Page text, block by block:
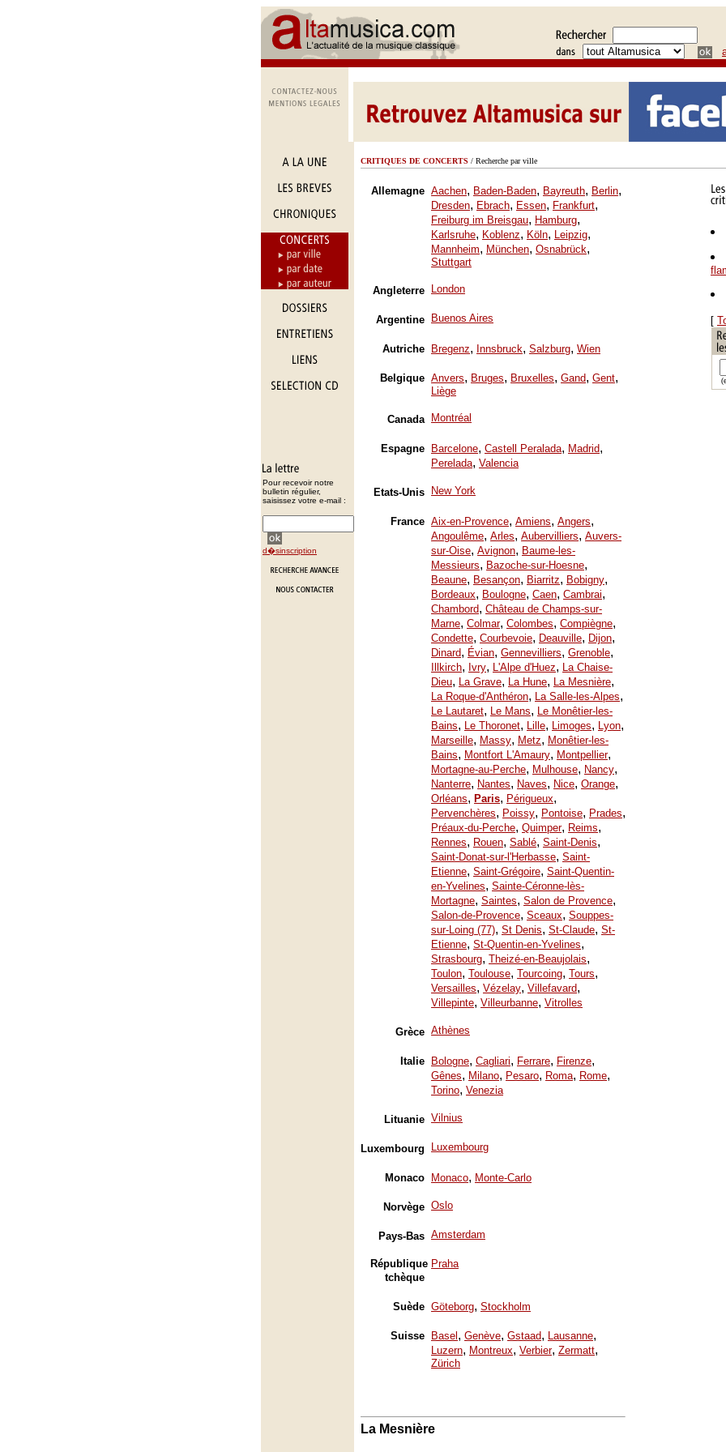
Pour recevoir notre
bulletin régulier,
saisissez votre e-mail :
d�sinscription
CRITIQUES DE CONCERTS / Recherche par ville
Allemagne Aachen, Baden-Baden, Bayreuth, Berlin,
Dresden, Ebrach, Essen, Frankfurt,
Freiburg im Breisgau, Hamburg,
Karlsruhe, Koblenz, Köln, Leipzig,
Mannheim, München, Osnabrück,
Stuttgart
Angleterre London
Argentine Buenos Aires
Autriche Bregenz, Innsbruck, Salzburg, Wien
Belgique Anvers, Bruges, Bruxelles, Gand, Gent,
Liège
Canada Montréal
Espagne Barcelone, Castell Peralada, Madrid,
Perelada, Valencia
Etats-Unis New York
France Aix-en-Provence, Amiens, Angers,
Angoulême, Arles, Aubervilliers, Auvers-
sur-Oise, Avignon, Baume-les-
Messieurs, Bazoche-sur-Hoesne,
Beaune, Besançon, Biarritz, Bobigny,
Bordeaux, Boulogne, Caen, Cambrai,
Chambord, Château de Champs-sur-
Marne, Colmar, Colombes, Compiègne,
Condette, Courbevoie, Deauville, Dijon,
Dinard, Évian, Gennevilliers, Grenoble,
Illkirch, Ivry, L'Alpe d'Huez, La Chaise-
Dieu, La Grave, La Hune, La Mesnière,
La Roque-d'Anthéron, La Salle-les-Alpes,
Le Lautaret, Le Mans, Le Monêtier-les-
Bains, Le Thoronet, Lille, Limoges, Lyon,
Marseille, Massy, Metz, Monêtier-les-
Bains, Montfort L'Amaury, Montpellier,
Mortagne-au-Perche, Mulhouse, Nancy,
Nanterre, Nantes, Naves, Nice, Orange,
Orléans, Paris, Périgueux,
Pervenchères, Poissy, Pontoise, Prades,
Préaux-du-Perche, Quimper, Reims,
Rennes, Rouen, Sablé, Saint-Denis,
Saint-Donat-sur-l'Herbasse, Saint-
Etienne, Saint-Grégoire, Saint-Quentin-
en-Yvelines, Sainte-Céronne-lès-
Mortagne, Saintes, Salon de Provence,
Salon-de-Provence, Sceaux, Souppes-
sur-Loing (77), St Denis, St-Claude, St-
Etienne, St-Quentin-en-Yvelines,
Strasbourg, Theizé-en-Beaujolais,
Toulon, Toulouse, Tourcoing, Tours,
Versailles, Vézelay, Villefavard,
Villepinte, Villeurbanne, Vitrolles
Grèce Athènes
Italie Bologne, Cagliari, Ferrare, Firenze,
Gênes, Milano, Pesaro, Roma, Rome,
Torino, Venezia
Lituanie Vilnius
Luxembourg Luxembourg
Monaco Monaco, Monte-Carlo
Norvège Oslo
Pays-Bas Amsterdam
République
tchèque
Praha
Suède Göteborg, Stockholm
Suisse Basel , Genève, Gstaad, Lausanne,
Luzern, Montreux, Verbier, Zermatt,
Zürich
La Mesnière
[